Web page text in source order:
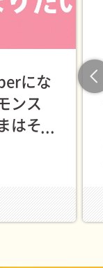
にな
ンス
はそ